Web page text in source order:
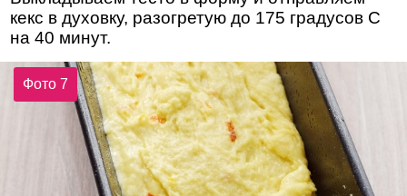
кекс в духовку, разогретую до 175 градусов С
на 40 минут.
Фото 7